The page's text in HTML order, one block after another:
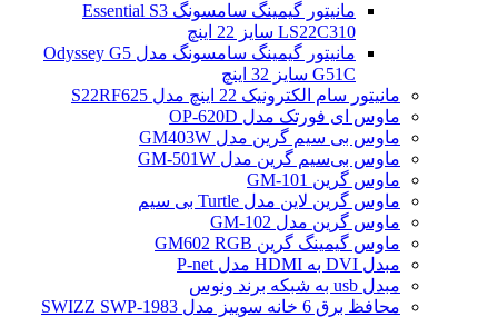
مانیتور گیمینگ سامسونگ Essential S3
LS22C310 سایز 22 اینچ
مانیتور گیمینگ سامسونگ مدل Odyssey G5
G51C سایز 32 اینچ
مانیتور سام الکترونیک 22 اینچ مدل S22RF625
ماوس ای فورتک مدل OP-620D
ماوس بی سیم گرین مدل GM403W
ماوس بی‌سیم گرین مدل GM-501W
ماوس گرین GM-101
ماوس گرین لاین مدل Turtle بی سیم
ماوس گرین مدل GM-102
ماوس گیمینگ گرین GM602 RGB
مبدل DVI به HDMI مدل P-net
مبدل usb به شبکه برند ونوس
محافظ برق 6 خانه سوییز مدل SWIZZ SWP-1983